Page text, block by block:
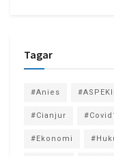
Tagar
#Anies
#Cianjur
#Ekonomi